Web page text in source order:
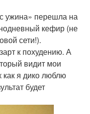
ужина» перешла на
кефир (не
сети!).
к похудению. А
видит мои
как я дико люблю
будет